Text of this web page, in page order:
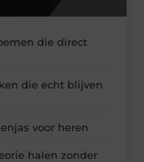
die direct
die echt blijven
voor heren
halen zonder